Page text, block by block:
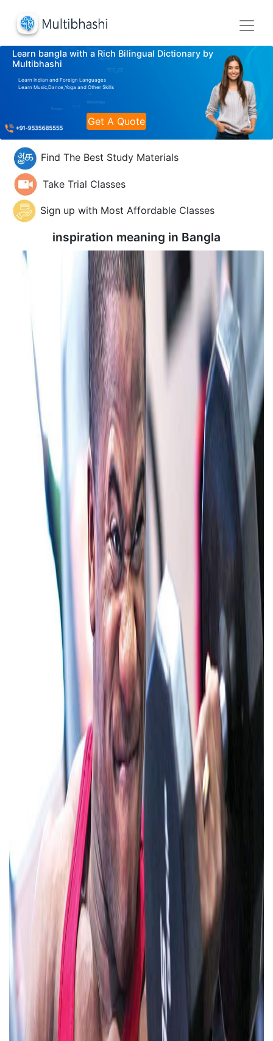
Learn bangla with a Rich Bilingual Dictionary by
Multibhashi
Learn Indian and Foreign Languages
Learn Music,Dance,Yoga and Other Skills
Get A Quote
Find The Best Study Materials
Take Trial Classes
Sign up with Most Affordable Classes
inspiration meaning in Bangla